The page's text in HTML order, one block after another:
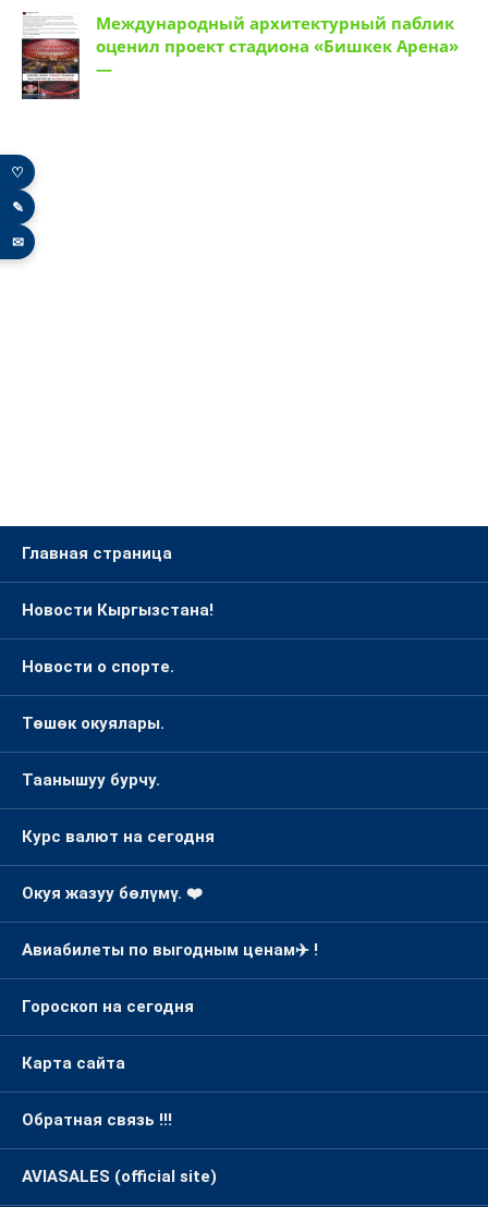
Международный архитектурный паблик
оценил проект стадиона «Бишкек Арена»
—
Главная страница
Новости Кыргызстана!
Новости о спорте.
Төшөк окуялары.
Таанышуу бурчу.
Курс валют на сегодня
Окуя жазуу бөлүмү. ❤️
Авиабилеты по выгодным ценам✈️ !
Гороскоп на сегодня
Карта сайта
Обратная связь !!!
AVIASALES (official site)
♡
✎
✉